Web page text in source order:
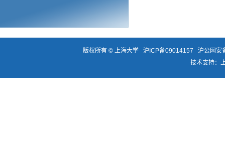
版权所有 © 上海大学 沪ICP备09014157
沪公网安
技术支持：